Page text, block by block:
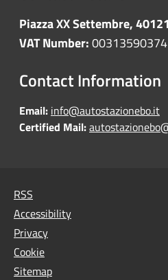
Piazza XX Settembre,
VAT Number:00313590374
Contact Information
Email: info@autostazionebo.it
Certified Mail:
RSS
Accessibility
Privacy
Cookie
Sitemap